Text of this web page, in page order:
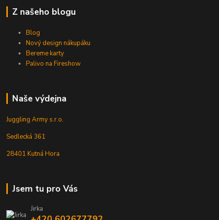
Z našeho blogu
Blog
Nový design nákupáku
Bereme karty
Palivo na Fireshow
Naše výdejna
Juggling Army s.r.o.
Sedlecká 361
28401 Kutná Hora
Jsem tu pro Vás
Jirka